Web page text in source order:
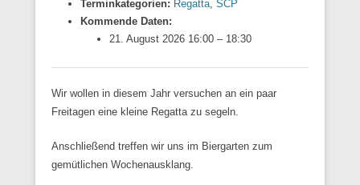
Terminkategorien: Regatta, SCP
Kommende Daten:
21. August 2026 16:00 – 18:30
Wir wollen in diesem Jahr versuchen an ein paar
Freitagen eine kleine Regatta zu segeln.
Anschließend treffen wir uns im Biergarten zum
gemütlichen Wochenausklang.